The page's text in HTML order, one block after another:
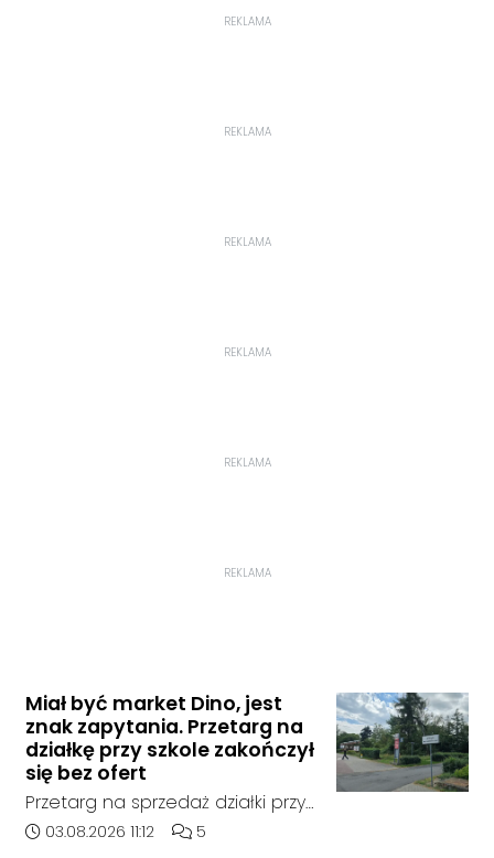
REKLAMA
REKLAMA
REKLAMA
REKLAMA
REKLAMA
REKLAMA
Miał być market Dino, jest
znak zapytania. Przetarg na
działkę przy szkole zakończył
się bez ofert
Przetarg na sprzedaż działki przy
Zespole Szkół Technicznych i
Data dodania artykułu:
03.08.2026 11:12 Liczba komentarzy artykułu:
5